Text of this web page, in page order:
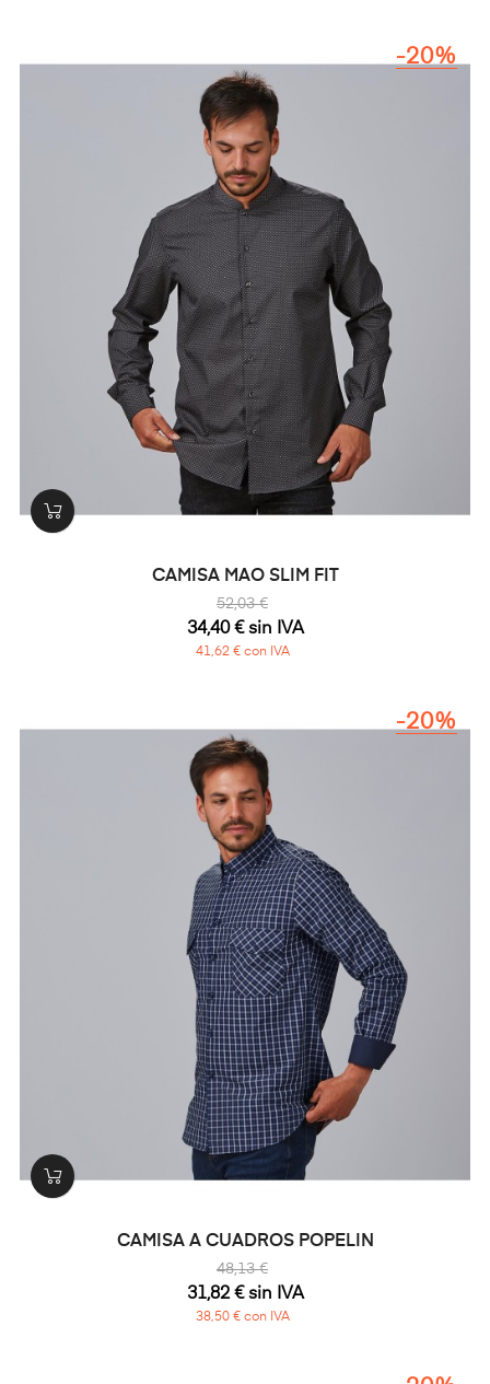
CAMISA MAO SLIM FIT
52,03 €
-20%
34,40 € sin IVA
41,62 € con IVA
CAMISA A CUADROS POPELIN
48,13 €
-20%
31,82 € sin IVA
38,50 € con IVA